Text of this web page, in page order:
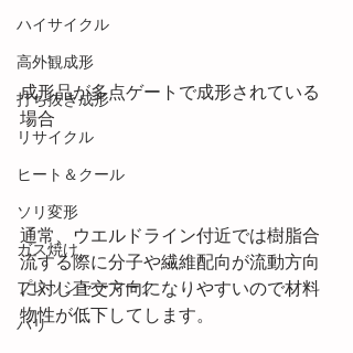
ハイサイクル
高外観成形
打ち抜き成形
リサイクル
ヒート＆クール
ソリ変形
ガス焼け
プレッシャーマーク
バリ
成形品が多点ゲートで成形されている
場合
通常、ウエルドライン付近では樹脂合
流する際に分子や繊維配向が流動方向
に対し直交方向になりやすいので材料
物性が低下してします。